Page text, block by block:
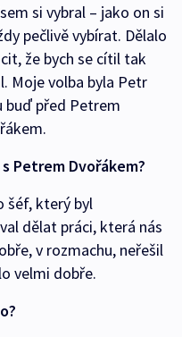
si vybral – jako on si
pečlivě vybírat. Dělalo
že bych se cítil tak
Moje volba byla Petr
buď před Petrem
Petrem Dvořákem?
šéf, který byl
dělat práci, která nás
v rozmachu, neřešil
velmi dobře.